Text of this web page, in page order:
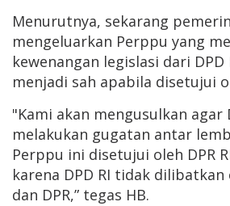
Menurutnya, sekarang
mengeluarkan Perppu yang
kewenangan legislasi dari DPD
menjadi sah apabila disetujui
"Kami akan mengusulkan agar
melakukan gugatan antar
Perppu ini disetujui oleh DPR
karena DPD RI tidak
dan DPR,” tegas HB.